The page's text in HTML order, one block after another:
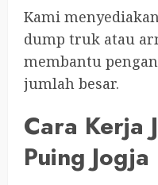
Kami
dump truk atau
membantu
jumlah besar.
Cara Kerja
Puing Jogja